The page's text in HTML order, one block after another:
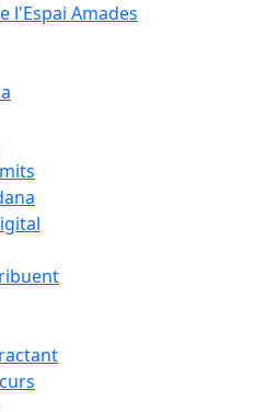
l'Espai Amades